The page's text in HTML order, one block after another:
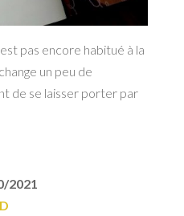
pas encore habitué à la
un peu de
de se laisser porter par
2021